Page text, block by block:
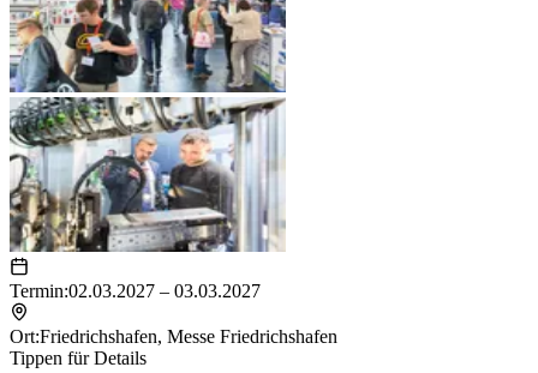
Termin:02.03.2027 – 03.03.2027
Ort:Friedrichshafen, Messe Friedrichshafen
Tippen für Details